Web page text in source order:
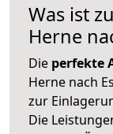
Was ist
Herne
Die perfekte
Herne nach
zur
Die